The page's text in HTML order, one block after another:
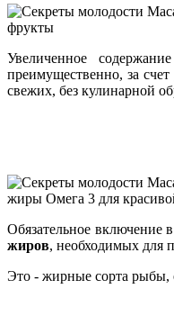
Увеличенное
преимущественно, за
свежих, без кулинарной
Обязательное включение
жиров, необходимых для
Это - жирные сорта рыбы,